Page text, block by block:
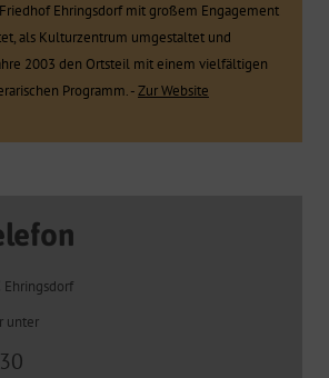
Ehringsdorf mit großem Engagement
als Kulturzentrum umgestaltet und
2003 den Ortsteil mit einem vielfältigen
Programm. -Zur Website
Ehringsdorf
unter